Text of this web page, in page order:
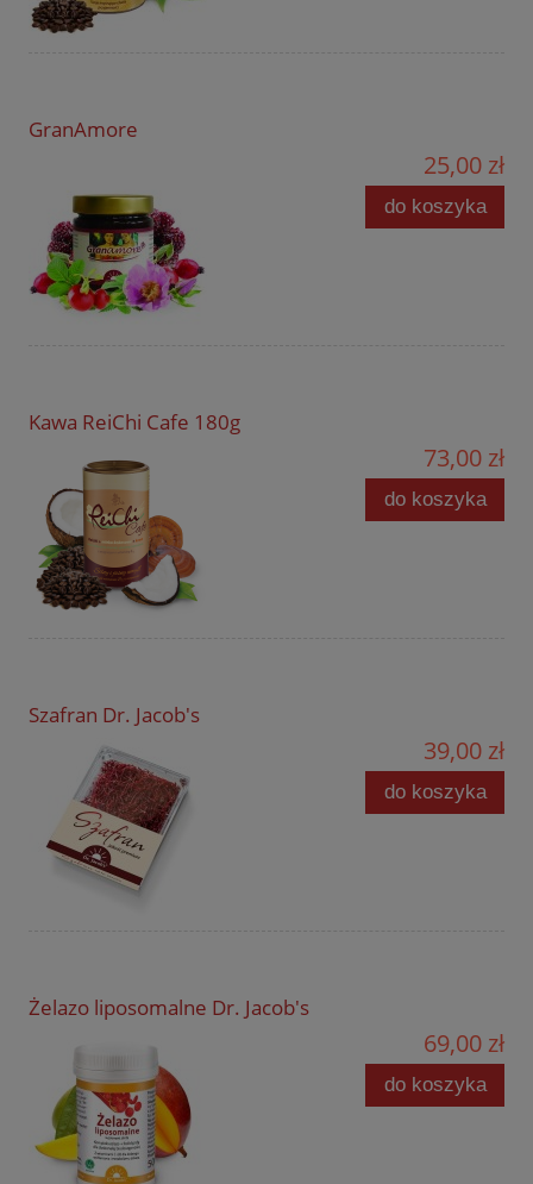
GranAmore
25,00 zł
do koszyka
Kawa ReiChi Cafe 180g
73,00 zł
do koszyka
Szafran Dr. Jacob's
39,00 zł
do koszyka
Żelazo liposomalne Dr. Jacob's
69,00 zł
do koszyka